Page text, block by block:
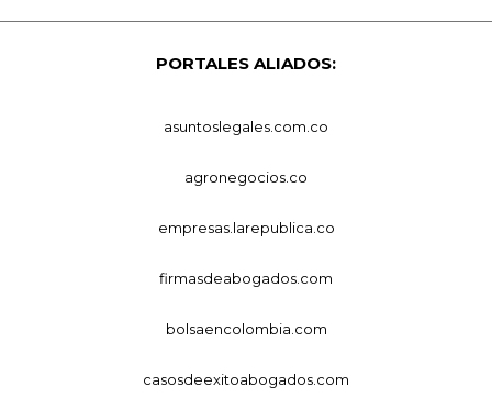
PORTALES ALIADOS:
asuntoslegales.com.co
agronegocios.co
empresas.larepublica.co
firmasdeabogados.com
bolsaencolombia.com
casosdeexitoabogados.com